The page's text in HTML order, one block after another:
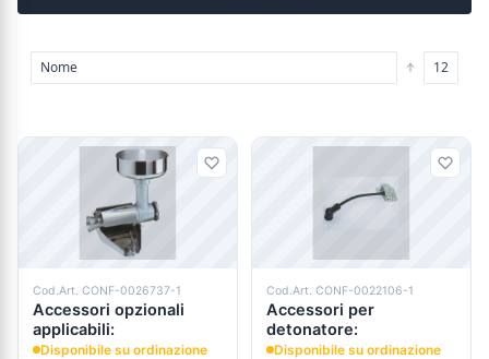
Prodotti
Cod.Art. CONF-0026737-1
Accessori opzionali
applicabili:
Disponibile su ordinazione
Cod.Art. CONF-0022106-1
Accessori per
detonatore:
Disponibile su ordinazione